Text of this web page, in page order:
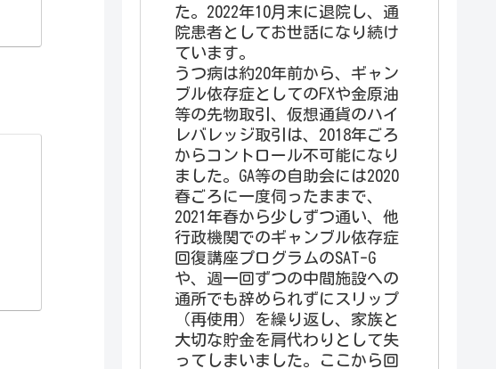
た。2022年10月末に退院し、通
院患者としてお世話になり続け
ています。
うつ病は約20年前から、ギャン
ブル依存症としてのFXや金原油
等の先物取引、仮想通貨のハイ
レバレッジ取引は、2018年ごろ
からコントロール不可能になり
ました。GA等の自助会には2020
春ごろに一度伺ったままで、
2021年春から少しずつ通い、他
行政機関でのギャンブル依存症
回復講座プログラムのSAT-G
や、週一回ずつの中間施設への
通所でも辞められずにスリップ
（再使用）を繰り返し、家族と
大切な貯金を肩代わりとして失
ってしまいました。ここから回